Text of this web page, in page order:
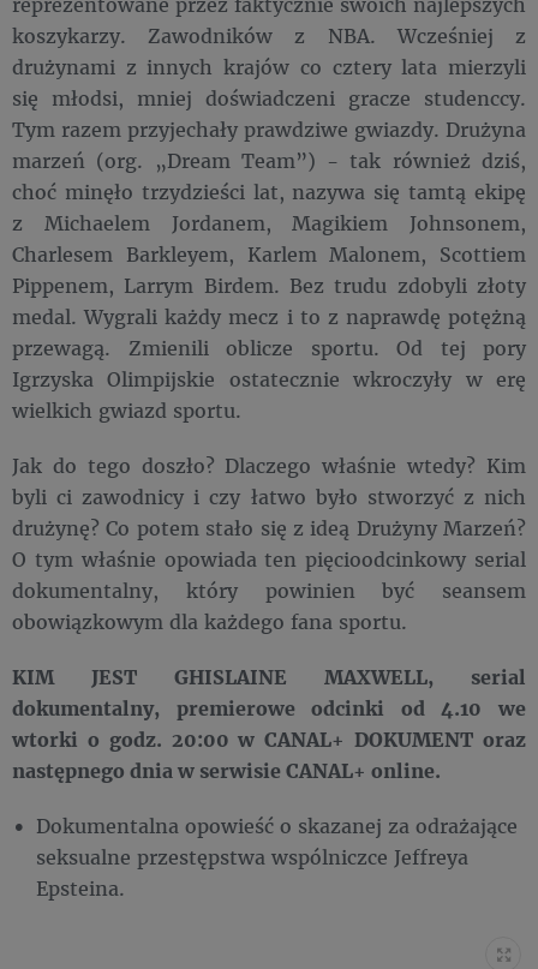
koszykarzy. Zawodników z NBA. Wcześniej z
drużynami z innych krajów co cztery lata mierzyli
się młodsi, mniej doświadczeni gracze studenccy.
Tym razem przyjechały prawdziwe gwiazdy. Drużyna
marzeń (org. „Dream Team”) - tak również dziś,
choć minęło trzydzieści lat, nazywa się tamtą ekipę
z Michaelem Jordanem, Magikiem Johnsonem,
Charlesem Barkleyem, Karlem Malonem, Scottiem
Pippenem, Larrym Birdem. Bez trudu zdobyli złoty
medal. Wygrali każdy mecz i to z naprawdę potężną
przewagą. Zmienili oblicze sportu. Od tej pory
Igrzyska Olimpijskie ostatecznie wkroczyły w erę
wielkich gwiazd sportu.
Jak do tego doszło? Dlaczego właśnie wtedy? Kim
byli ci zawodnicy i czy łatwo było stworzyć z nich
drużynę? Co potem stało się z ideą Drużyny Marzeń?
O tym właśnie opowiada ten pięcioodcinkowy serial
dokumentalny, który powinien być seansem
obowiązkowym dla każdego fana sportu.
KIM JEST GHISLAINE MAXWELL, serial
dokumentalny, premierowe odcinki od 4.10 we
wtorki o godz. 20:00 w CANAL+ DOKUMENT oraz
następnego dnia w serwisie CANAL+ online.
Dokumentalna opowieść o skazanej za odrażające
seksualne przestępstwa wspólniczce Jeffreya
Epsteina.